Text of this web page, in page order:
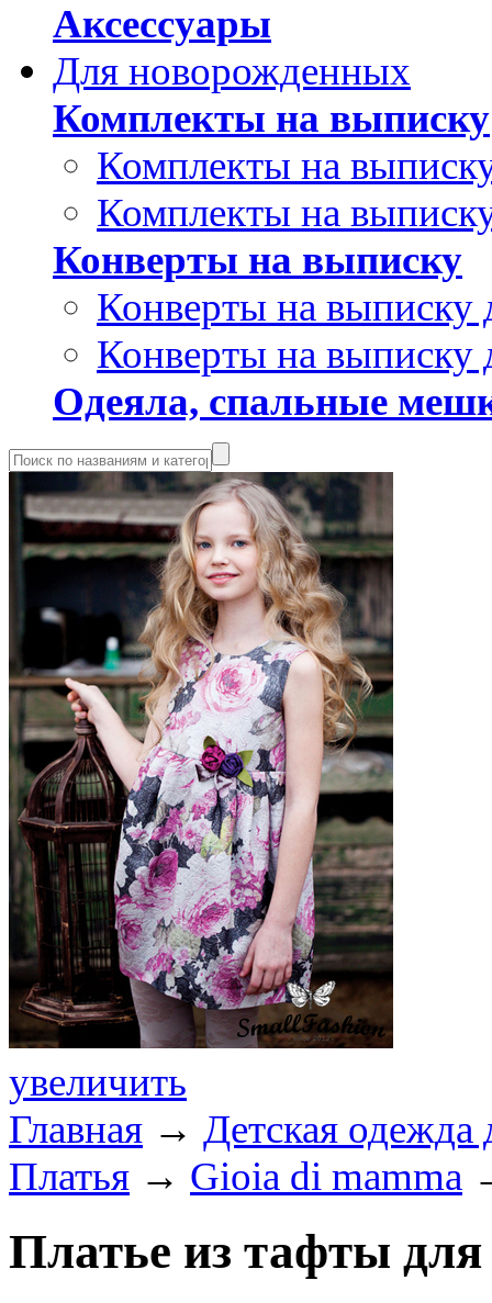
Аксессуары
Для новорожденных
Комплекты на выписку
Комплекты на
Комплекты на
Конверты на выписку
Конверты на выписку
Конверты на выписку
Одеяла, спальные
увеличить
Главная → Детская одежда
Платья → Gioia di mamma
Платье из тафты для